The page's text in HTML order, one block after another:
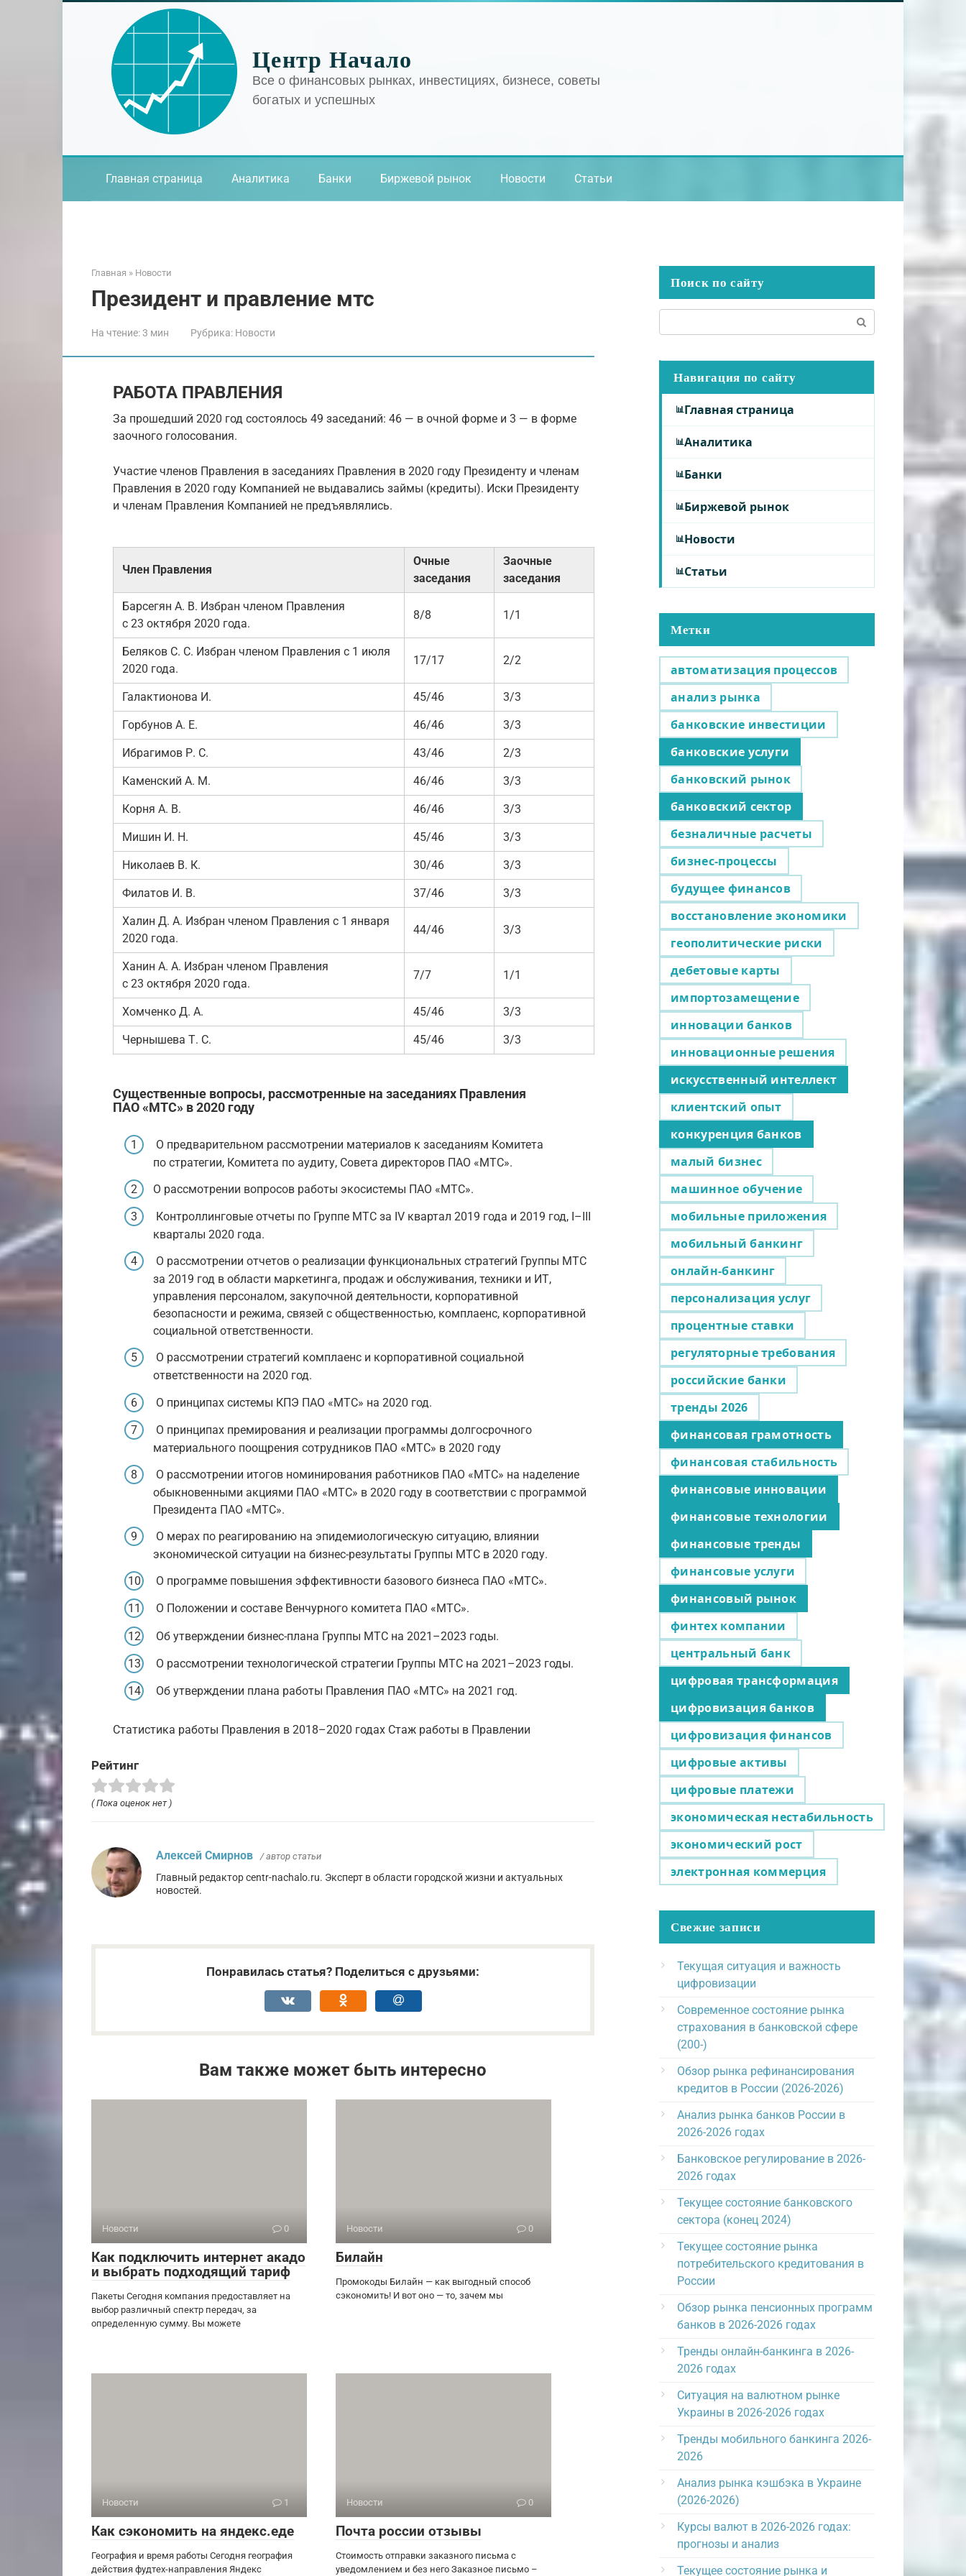
Центр Начало
Все о финансовых рынках, инвестициях, бизнесе, советы
богатых и успешных
Главная страница Аналитика Банки Биржевой рынок Новости Статьи
Главная » Новости
Президент и правление мтс
На чтение:3 мин Рубрика: Новости
РАБОТА ПРАВЛЕНИЯ
За прошедший 2020 год состоялось 49 заседаний: 46 — в очной форме и 3 — в форме
заочного голосования.
Участие членов Правления в заседаниях Правления в 2020 году Президенту и членам
Правления в 2020 году Компанией не выдавались займы (кредиты). Иски Президенту
и членам Правления Компанией не предъявлялись.
Член Правления
Очные
заседания
Заочные
заседания
Барсегян А. В. Избран членом Правления
с 23 октября 2020 года.
8/8 1/1
Беляков С. С. Избран членом Правления с 1 июля
2020 года.
17/17 2/2
Галактионова И. 45/46 3/3
Горбунов А. Е. 46/46 3/3
Ибрагимов Р. С. 43/46 2/3
Каменский А. М. 46/46 3/3
Корня А. В. 46/46 3/3
Мишин И. Н. 45/46 3/3
Николаев В. К. 30/46 3/3
Филатов И. В. 37/46 3/3
Халин Д. А. Избран членом Правления с 1 января
2020 года.
44/46 3/3
Ханин А. А. Избран членом Правления
с 23 октября 2020 года.
7/7 1/1
Хомченко Д. А. 45/46 3/3
Чернышева Т. С. 45/46 3/3
Существенные вопросы, рассмотренные на заседаниях Правления
ПАО «МТС» в 2020 году
О предварительном рассмотрении материалов к заседаниям Комитета
по стратегии, Комитета по аудиту, Совета директоров ПАО «МТС».
О рассмотрении вопросов работы экосистемы ПАО «МТС».
Контроллинговые отчеты по Группе МТС за IV квартал 2019 года и 2019 год, I–III
кварталы 2020 года.
О рассмотрении отчетов о реализации функциональных стратегий Группы МТС
за 2019 год в области маркетинга, продаж и обслуживания, техники и ИТ,
управления персоналом, закупочной деятельности, корпоративной
безопасности и режима, связей с общественностью, комплаенс, корпоративной
социальной ответственности.
О рассмотрении стратегий комплаенс и корпоративной социальной
ответственности на 2020 год.
О принципах системы КПЭ ПАО «МТС» на 2020 год.
О принципах премирования и реализации программы долгосрочного
материального поощрения сотрудников ПАО «МТС» в 2020 году
О рассмотрении итогов номинирования работников ПАО «МТС» на наделение
обыкновенными акциями ПАО «МТС» в 2020 году в соответствии с программой
Президента ПАО «МТС».
О мерах по реагированию на эпидемиологическую ситуацию, влиянии
экономической ситуации на бизнес-результаты Группы МТС в 2020 году.
О программе повышения эффективности базового бизнеса ПАО «МТС».
О Положении и составе Венчурного комитета ПАО «МТС».
Об утверждении бизнес-плана Группы МТС на 2021–2023 годы.
О рассмотрении технологической стратегии Группы МТС на 2021–2023 годы.
Об утверждении плана работы Правления ПАО «МТС» на 2021 год.
Статистика работы Правления в 2018–2020 годах Стаж работы в Правлении
Рейтинг
( Пока оценок нет )
Алексей Смирнов / автор статьи
Главный редактор centr-nachalo.ru. Эксперт в области городской жизни и актуальных
новостей.
Понравилась статья? Поделиться с друзьями:
Вам также может быть интересно
Новости 0
Как подключить интернет акадо
и выбрать подходящий тариф
Пакеты Сегодня компания предоставляет на
выбор различный спектр передач, за
определенную сумму. Вы можете
Новости 0
Билайн
Промокоды Билайн — как выгодный способ
сэкономить! И вот оно — то, зачем мы
Новости 1
Как сэкономить на яндекс.еде
География и время работы Сегодня география
действия фудтех-направления Яндекс
Новости 0
Почта россии отзывы
Стоимость отправки заказного письма с
уведомлением и без него Заказное письмо –
Поиск по сайту
Навигация по сайту
Главная страница
Аналитика
Банки
Биржевой рынок
Новости
Статьи
Метки
автоматизация процессов
анализ рынка
банковские инвестиции
банковские услуги
банковский рынок
банковский сектор
безналичные расчеты
бизнес-процессы
будущее финансов
восстановление экономики
геополитические риски
дебетовые карты
импортозамещение
инновации банков
инновационные решения
искусственный интеллект
клиентский опыт
конкуренция банков
малый бизнес
машинное обучение
мобильные приложения
мобильный банкинг
онлайн-банкинг
персонализация услуг
процентные ставки
регуляторные требования
российские банки
тренды 2026
финансовая грамотность
финансовая стабильность
финансовые инновации
финансовые технологии
финансовые тренды
финансовые услуги
финансовый рынок
финтех компании
центральный банк
цифровая трансформация
цифровизация банков
цифровизация финансов
цифровые активы
цифровые платежи
экономическая нестабильность
экономический рост
электронная коммерция
Свежие записи
Текущая ситуация и важность
цифровизации
Современное состояние рынка
страхования в банковской сфере
(200-)
Обзор рынка рефинансирования
кредитов в России (2026-2026)
Анализ рынка банков России в
2026-2026 годах
Банковское регулирование в 2026-
2026 годах
Текущее состояние банковского
сектора (конец 2024)
Текущее состояние рынка
потребительского кредитования в
России
Обзор рынка пенсионных программ
банков в 2026-2026 годах
Тренды онлайн-банкинга в 2026-
2026 годах
Ситуация на валютном рынке
Украины в 2026-2026 годах
Тренды мобильного банкинга 2026-
2026
Анализ рынка кэшбэка в Украине
(2026-2026)
Курсы валют в 2026-2026 годах:
прогнозы и анализ
Текущее состояние рынка и